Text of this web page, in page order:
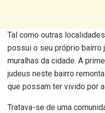
Tal como outras
possui o seu próprio bairro
muralhas da cidade. A
judeus neste bairro
que possam ter vivido por
Tratava-se de uma